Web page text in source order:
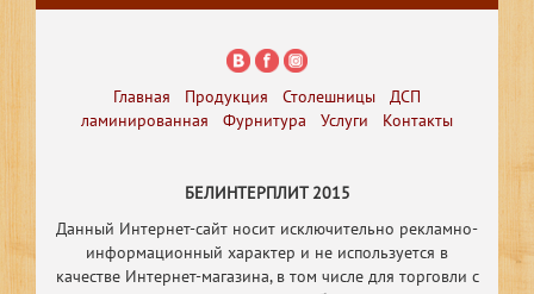
Главная Продукция Столешницы
ДСП
ламинированная
Фурнитура Услуги Контакты
БЕЛИНТЕРПЛИТ 2015
Данный Интернет-сайт носит исключительно рекламно-
информационный характер и не используется в
качестве Интернет-магазина, в том числе для торговли с